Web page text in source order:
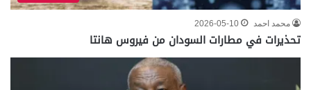
محمد احمد 2026-05-10
تحذيرات في مطارات السودان من فيروس هانتا